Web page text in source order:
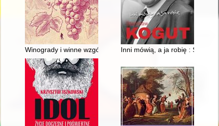
Winogrady i winne wzgórza : uprawa i produkcja wina na
Inni mówią, a ja robię :